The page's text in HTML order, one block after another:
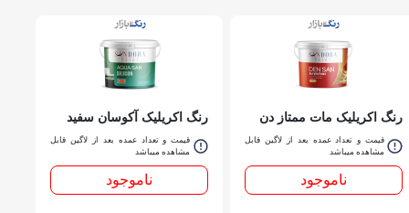
رنگ اکریلیک مات ممتاز دن
سان سفيد 206 ساندورا
كوارت
قیمت و تعداد عمده بعد از لاگین قابل
مشاهده میباشد
ناموجود
رنگ اکریلیک آكوسان سفيد
ابريشمی ساندورا کد 203
قیمت و تعداد عمده بعد از لاگین قابل
مشاهده میباشد
ناموجود